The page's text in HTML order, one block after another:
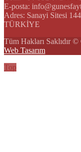
E-posta:
Adres: Sanayi Sitesi
TÜRKİYE
Tüm Hakları Saklıdır
Web Tasarım
Top